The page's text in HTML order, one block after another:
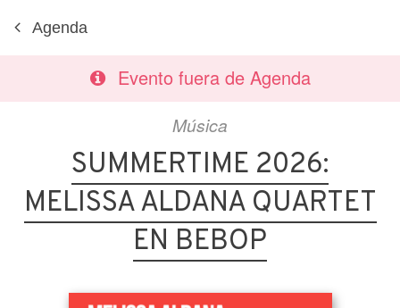
Agenda
Evento fuera de Agenda
Música
SUMMERTIME 2026:
MELISSA ALDANA QUARTET
EN BEBOP